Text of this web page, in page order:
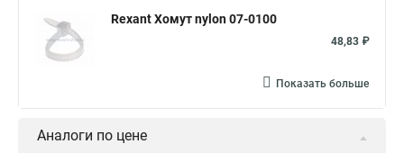
Подвес крепления кабеля Хомуты нейлоновые белые
Производство хомутов
Хомут стяжка нейлоновая
Rexant Хомут nylon 07-0100
48,83 ₽
Показать больше
Аналоги по цене